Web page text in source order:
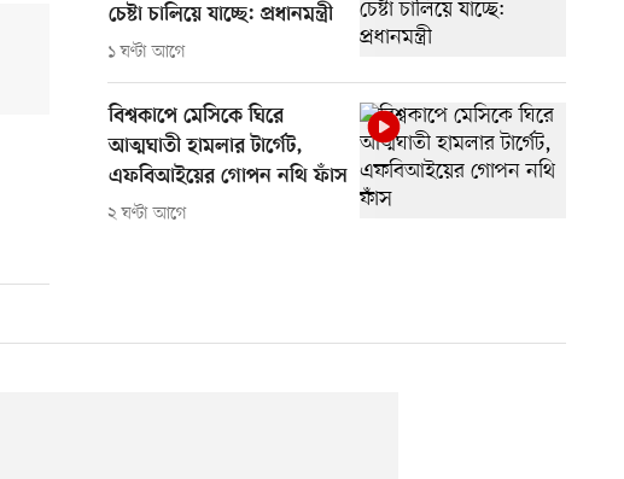
চেষ্টা চালিয়ে যাচ্ছে: প্রধানমন্ত্রী
১ ঘণ্টা আগে
বিশ্বকাপে মেসিকে ঘিরে
আত্মঘাতী হামলার টার্গেট,
এফবিআইয়ের গোপন নথি ফাঁস
২ ঘণ্টা আগে